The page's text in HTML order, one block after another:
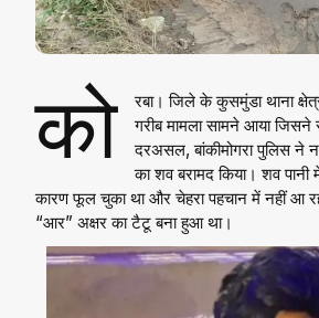
को
रबा। जिले के कुसमुंडा थाना
गरीब मामला सामने आया जिसने
दरअसल, बांकीमोगरा पुलिस ने
का शव बरामद किया। शव
कारण फूल चुका था और चेहरा पहचान में नहीं आ
“आर” अक्षर का टैटू बना हुआ था।